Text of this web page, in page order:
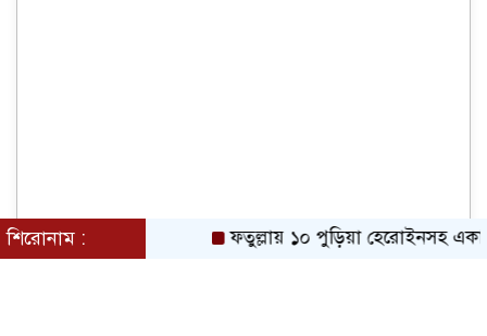
শিরোনাম : ফতুল্লায় ১০ পুড়িয়া হেরোইনসহ একাধিক